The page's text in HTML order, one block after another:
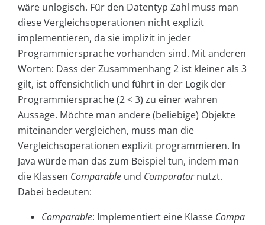
wäre unlogisch. Für den Datentyp Zahl muss man
diese Vergleichsoperationen nicht explizit
implementieren, da sie implizit in jeder
Programmiersprache vorhanden sind. Mit anderen
Worten: Dass der Zusammenhang 2 ist kleiner als 3
gilt, ist offensichtlich und führt in der Logik der
Programmiersprache (2 < 3) zu einer wahren
Aussage. Möchte man andere (beliebige) Objekte
miteinander vergleichen, muss man die
Vergleichsoperationen explizit programmieren. In
Java würde man das zum Beispiel tun, indem man
die Klassen Comparable und Comparatornutzt.
Dabei bedeuten:
Comparable: Implementiert eine Klasse Compa